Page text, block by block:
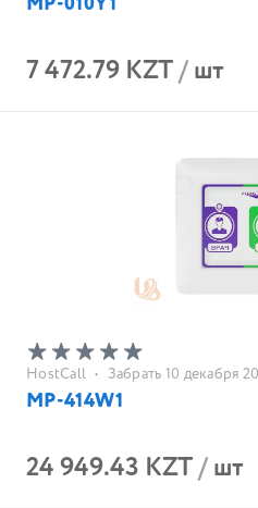
7 472.79 KZT/шт
HostCall • Забрать 10 декабря
MP-414W1
24 949.43 KZT/шт